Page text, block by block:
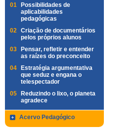
01
Possibilidades de
aplicabilidades
pedagógicas
02 Criação de documentários
pelos próprios alunos
03
Pensar, refletir e entender
as raízes do preconceito
04
Estratégia argumentativa
que seduz e engana o
telespectador
05
Reduzindo o lixo, o planeta
agradece
Acervo Pedagógico